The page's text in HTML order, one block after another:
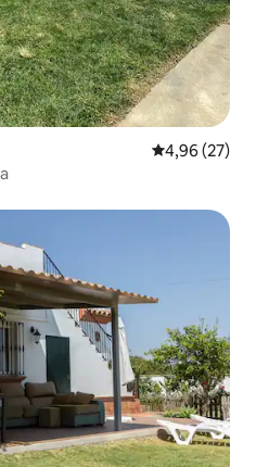
Prosječna
4,96 (27)
„Odabrali gosti”